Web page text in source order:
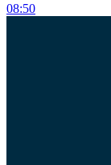
08:50